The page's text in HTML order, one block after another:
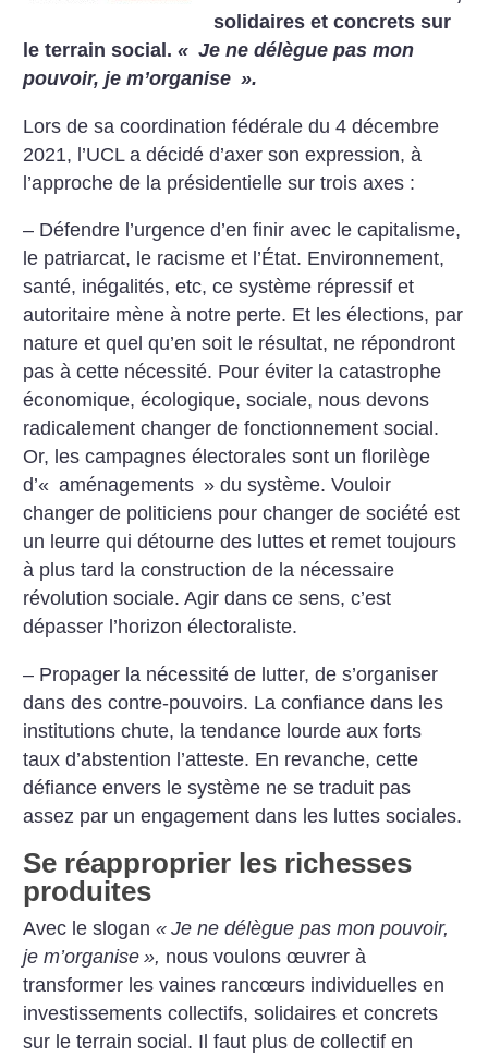
solidaires et concrets sur
le terrain social.« Je ne délègue pas mon
pouvoir, je m’organise ».
Lors de sa coordination fédérale du 4 décembre
2021, l’UCL a décidé d’axer son expression, à
l’approche de la présidentielle sur trois axes :
– Défendre l’urgence d’en finir avec le capitalisme,
le patriarcat, le racisme et l’État. Environnement,
santé, inégalités, etc, ce système répressif et
autoritaire mène à notre perte. Et les élections, par
nature et quel qu’en soit le résultat, ne répondront
pas à cette nécessité. Pour éviter la catastrophe
économique, écologique, sociale, nous devons
radicalement changer de fonctionnement social.
Or, les campagnes électorales sont un florilège
d’« aménagements » du système. Vouloir
changer de politiciens pour changer de société est
un leurre qui détourne des luttes et remet toujours
à plus tard la construction de la nécessaire
révolution sociale. Agir dans ce sens, c’est
dépasser l’horizon électoraliste.
– Propager la nécessité de lutter, de s’organiser
dans des contre-pouvoirs. La confiance dans les
institutions chute, la tendance lourde aux forts
taux d’abstention l’atteste. En revanche, cette
défiance envers le système ne se traduit pas
assez par un engagement dans les luttes sociales.
Se réapproprier les richesses
produites
Avec le slogan« Je ne délègue pas mon pouvoir,
je m’organise », nous voulons œuvrer à
transformer les vaines rancœurs individuelles en
investissements collectifs, solidaires et concrets
sur le terrain social. Il faut plus de collectif en